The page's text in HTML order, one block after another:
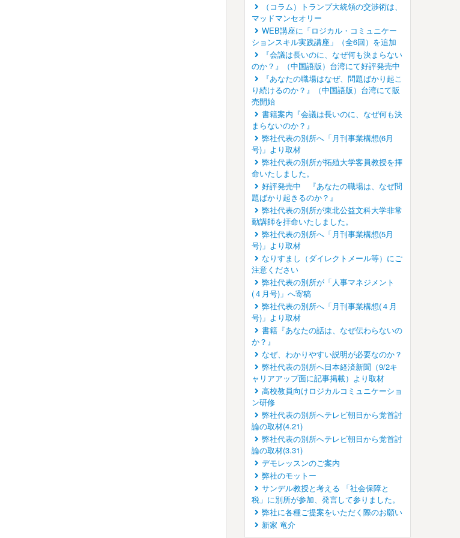
（コラム）トランプ大統領の交渉術は、
マッドマンセオリー
WEB講座に「ロジカル・コミュニケー
ションスキル実践講座」（全6回）を追加
『会議は長いのに、なぜ何も決まらない
のか？』（中国語版）台湾にて好評発売中
『あなたの職場はなぜ、問題ばかり起こ
り続けるのか？』（中国語版）台湾にて販
売開始
書籍案内『会議は長いのに、なぜ何も決
まらないのか？』
弊社代表の別所へ「月刊事業構想(6月
号)」より取材
弊社代表の別所が拓殖大学客員教授を拝
命いたしました。
好評発売中 『あなたの職場は、なぜ問
題ばかり起きるのか？』
弊社代表の別所が東北公益文科大学非常
勤講師を拝命いたしました。
弊社代表の別所へ「月刊事業構想(5月
号)」より取材
なりすまし（ダイレクトメール等）にご
注意ください
弊社代表の別所が「人事マネジメント
(４月号)」へ寄稿
弊社代表の別所へ「月刊事業構想(４月
号)」より取材
書籍『あなたの話は、なぜ伝わらないの
か？』
なぜ、わかりやすい説明が必要なのか？
弊社代表の別所へ日本経済新聞（9/2キ
ャリアアップ面に記事掲載）より取材
高校教員向けロジカルコミュニケーショ
ン研修
弊社代表の別所へテレビ朝日から党首討
論の取材(4.21)
弊社代表の別所へテレビ朝日から党首討
論の取材(3.31)
デモレッスンのご案内
弊社のモットー
サンデル教授と考える 「社会保障と
税」に別所が参加、発言して参りました。
弊社に各種ご提案をいただく際のお願い
新家 竜介